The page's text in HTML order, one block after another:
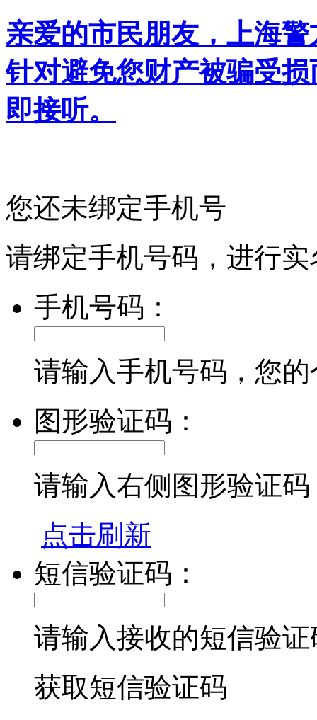
亲爱的市民朋友，上海
针对避免您财产被骗受
即接听。
您还未绑定手机号
请绑定手机号码，进行
手机号码：
请输入手机号码，您
图形验证码：
请输入右侧图形验证码
点击刷新
短信验证码：
请输入接收的短信验证
获取短信验证码